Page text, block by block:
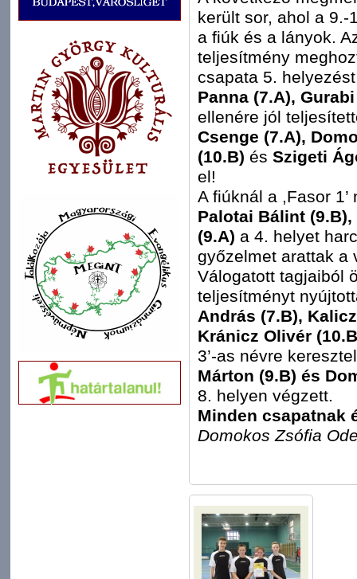
került sor, ahol a
a fiúk és a lányok.
teljesítmény
csapata 5.
Panna (7.A),
ellenére jól
Csenge (7.A),
(10.B) és Szigeti
el!
A fiúknál a ,Fasor
Palotai Bálint
(9.A) a 4. helyet
győzelmet arattak a
Válogatott tagjaiból
teljesítményt
András (7.B),
Kránicz Olivér
3’-as névre
Márton (9.B) és
8. helyen végzett.
Minden csapatnak
Domokos Zsófia